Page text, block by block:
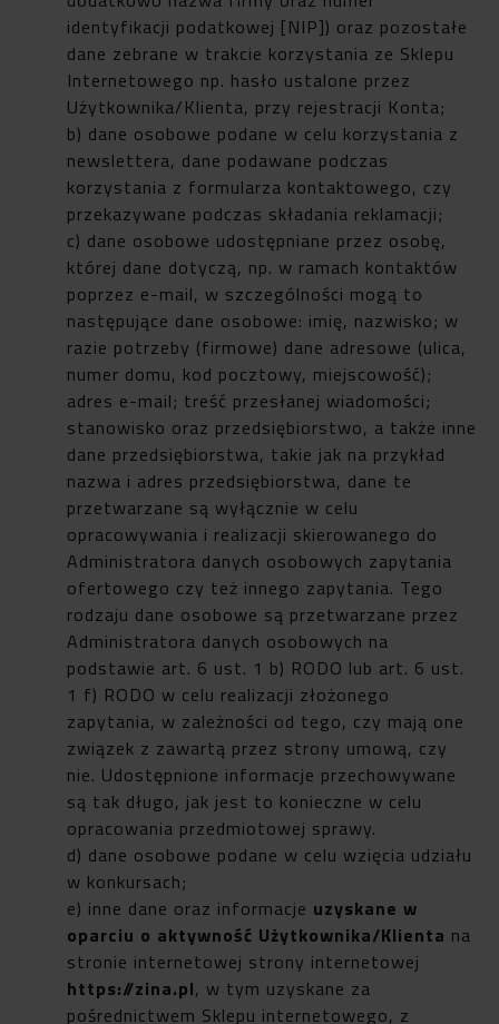
identyfikacji podatkowej [NIP]) oraz pozostałe
dane zebrane w trakcie korzystania ze Sklepu
Internetowego np. hasło ustalone przez
Użytkownika/Klienta, przy rejestracji Konta;
b) dane osobowe podane w celu korzystania z
newslettera, dane podawane podczas
korzystania z formularza kontaktowego, czy
przekazywane podczas składania reklamacji;
c) dane osobowe udostępniane przez osobę,
której dane dotyczą, np. w ramach kontaktów
poprzez e-mail, w szczególności mogą to
następujące dane osobowe: imię, nazwisko; w
razie potrzeby (firmowe) dane adresowe (ulica,
numer domu, kod pocztowy, miejscowość);
adres e-mail; treść przesłanej wiadomości;
stanowisko oraz przedsiębiorstwo, a także inne
dane przedsiębiorstwa, takie jak na przykład
nazwa i adres przedsiębiorstwa, dane te
przetwarzane są wyłącznie w celu
opracowywania i realizacji skierowanego do
Administratora danych osobowych zapytania
ofertowego czy też innego zapytania. Tego
rodzaju dane osobowe są przetwarzane przez
Administratora danych osobowych na
podstawie art. 6 ust. 1 b) RODO lub art. 6 ust.
1 f) RODO w celu realizacji złożonego
zapytania, w zależności od tego, czy mają one
związek z zawartą przez strony umową, czy
nie. Udostępnione informacje przechowywane
są tak długo, jak jest to konieczne w celu
opracowania przedmiotowej sprawy.
d) dane osobowe podane w celu wzięcia udziału
w konkursach;
e) inne dane oraz informacje uzyskane w
oparciu o aktywność Użytkownika/Klienta na
stronie internetowej strony internetowej
https://zina.pl, w tym uzyskane za
pośrednictwem Sklepu internetowego, z